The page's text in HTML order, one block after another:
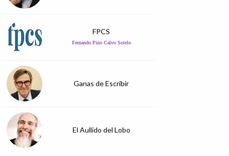
FPCS
Fernando Pino Calvo Sotelo
Ganas de Escribir
El Aullido del Lobo